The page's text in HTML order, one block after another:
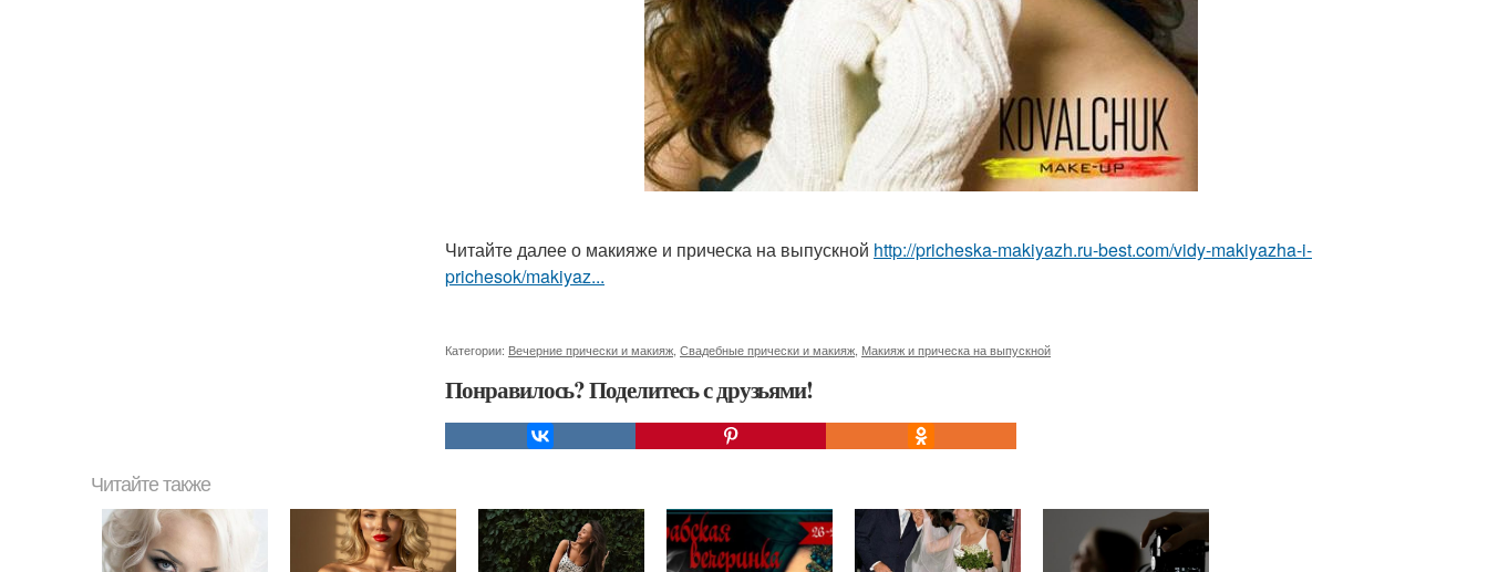
Читайте далее о макияже и прическа на выпускной http://pricheska-makiyazh.ru-best.com/vidy-makiyazha-i-
prichesok/makiyaz...
Категории: Вечерние прически и макияж Свадебные прически и макияж Макияж и прическа на выпускной
Понравилось? Поделитесь с друзьями!
Читайте также